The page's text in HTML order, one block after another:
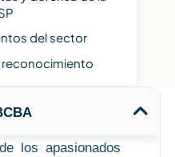
del sector
los apasionados